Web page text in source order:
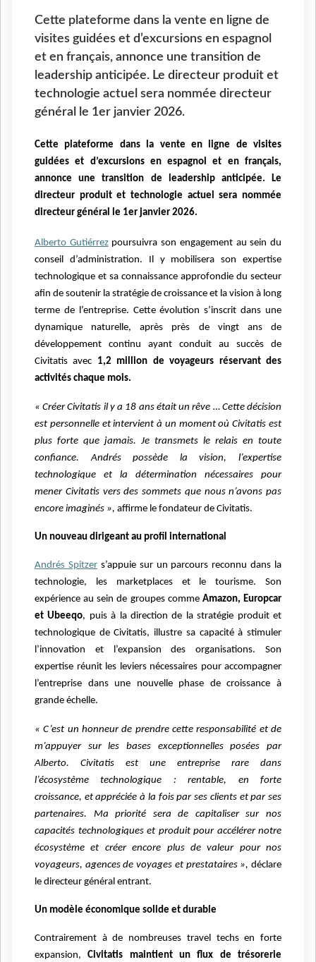
Cette plateforme dans la vente en ligne de
visites guidées et d’excursions en espagnol
et en français, annonce une transition de
leadership anticipée. Le directeur produit et
technologie actuel sera nommée directeur
général le 1er janvier 2026.
Cette plateforme dans la vente en ligne de visites
guidées et d’excursions en espagnol et en français,
annonce une transition de leadership anticipée. Le
directeur produit et technologie actuel sera nommée
directeur général le 1er janvier 2026.
Alberto Gutiérrezpoursuivra son engagement au sein du
conseil d’administration. Il y mobilisera son expertise
technologique et sa connaissance approfondie du secteur
afin de soutenir la stratégie de croissance et la vision à long
terme de l’entreprise. Cette évolution s’inscrit dans une
dynamique naturelle, après près de vingt ans de
développement continu ayant conduit au succès de
Civitatis avec 1,2 million de voyageurs réservant des
activités chaque mois.
« Créer Civitatis il y a 18 ans était un rêve … Cette décision
est personnelle et intervient à un moment où Civitatis est
plus forte que jamais. Je transmets le relais en toute
confiance. Andrés possède la vision, l’expertise
technologique et la détermination nécessaires pour
mener Civitatis vers des sommets que nous n’avons pas
encore imaginés », affirme le fondateur de Civitatis.
Un nouveau dirigeant au profil international
Andrés Spitzers’appuie sur un parcours reconnu dans la
technologie, les marketplaces et le tourisme. Son
expérience au sein de groupes comme Amazon, Europcar
et Ubeeqo, puis à la direction de la stratégie produit et
technologique de Civitatis, illustre sa capacité à stimuler
l’innovation et l’expansion des organisations. Son
expertise réunit les leviers nécessaires pour accompagner
l’entreprise dans une nouvelle phase de croissance à
grande échelle.
« C’est un honneur de prendre cette responsabilité et de
m’appuyer sur les bases exceptionnelles posées par
Alberto. Civitatis est une entreprise rare dans
l’écosystème technologique : rentable, en forte
croissance, et appréciée à la fois par ses clients et par ses
partenaires. Ma priorité sera de capitaliser sur nos
capacités technologiques et produit pour accélérer notre
écosystème et créer encore plus de valeur pour nos
voyageurs, agences de voyages et prestataires », déclare
le directeur général entrant.
Un modèle économique solide et durable
Contrairement à de nombreuses travel techs en forte
expansion,Civitatis maintient un flux de trésorerie